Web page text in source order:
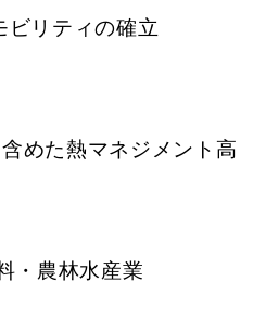
ビリティの確立
めた熱マネジメント高
・農林水産業